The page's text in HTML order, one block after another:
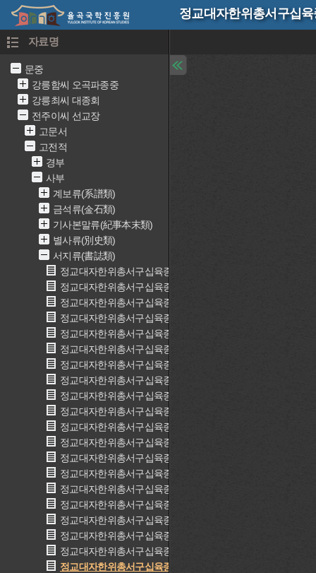
정교대자한위총서구십
자료명
문중
강릉함씨 오곡파종중
강릉최씨 대종회
전주이씨 선교장
고문서
고전적
경부
사부
계보류(系譜類)
금석류(金石類)
기사본말류(紀事本末類)
별사류(別史類)
서지류(書誌類)
정교대자한위총서구십육종 1(精校大字漢魏叢書九十六種 1)
정교대자한위총서구십육종 2(精校大字漢魏叢書九十六種 2)
정교대자한위총서구십육종 3(精校大字漢魏叢書九十六種 3)
정교대자한위총서구십육종 4(精校大字漢魏叢書九十六種 4)
정교대자한위총서구십육종 5(精校大字漢魏叢書九十六種 5)
정교대자한위총서구십육종 6(精校大字漢魏叢書九十六種 6)
정교대자한위총서구십육종 7(精校大字漢魏叢書九十六種 7)
정교대자한위총서구십육종 8(精校大字漢魏叢書九十六種 8)
정교대자한위총서구십육종 9(精校大字漢魏叢書九十六種 9)
정교대자한위총서구십육종 10(精校大字漢魏叢書九十六種 10)
정교대자한위총서구십육종 11(精校大字漢魏叢書九十六種 11)
정교대자한위총서구십육종 12(精校大字漢魏叢書九十六種 12)
정교대자한위총서구십육종 13(精校大字漢魏叢書九十六種 13)
정교대자한위총서구십육종 14(精校大字漢魏叢書九十六種 14)
정교대자한위총서구십육종 15(精校大字漢魏叢書九十六種 15)
정교대자한위총서구십육종 16(精校大字漢魏叢書九十六種 16)
정교대자한위총서구십육종 17(精校大字漢魏叢書九十六種 17)
정교대자한위총서구십육종 18(精校大字漢魏叢書九十六種 18)
정교대자한위총서구십육종 19(精校大字漢魏叢書九十六種 19)
정교대자한위총서구십육종 20(精校大字漢魏叢書九十六種 20)